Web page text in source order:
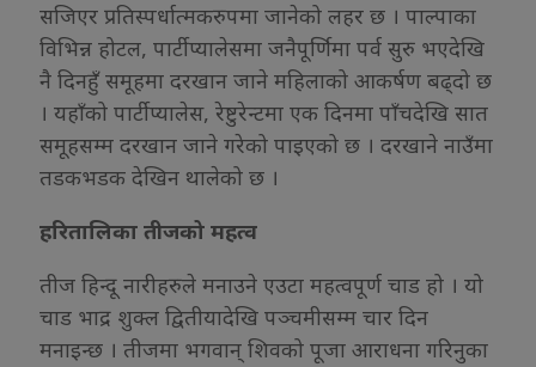
सजिएर प्रतिस्पर्धात्मकरुपमा जानेको लहर छ । पाल्पाका
विभिन्न होटल, पार्टीप्यालेसमा जनैपूर्णिमा पर्व सुरु भएदेखि
नै दिनहुँ समूहमा दरखान जाने महिलाको आकर्षण बढ्दो छ
। यहाँको पार्टीप्यालेस, रेष्टुरेन्टमा एक दिनमा पाँचदेखि सात
समूहसम्म दरखान जाने गरेको पाइएको छ । दरखाने नाउँमा
तडकभडक देखिन थालेको छ ।
हरितालिका तीजको महत्व
तीज हिन्दू नारीहरुले मनाउने एउटा महत्वपूर्ण चाड हो । यो
चाड भाद्र शुक्ल द्वितीयादेखि पञ्चमीसम्म चार दिन
मनाइन्छ । तीजमा भगवान् शिवको पूजा आराधना गरिनुका